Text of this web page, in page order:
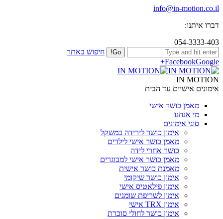
info@in-motion.co.il
דברו איתנו:
054-3333-403
חיפוש באתר
FacebookGoogle+
IN MOTION
אימונים אישיים עד הבית
מאמן כושר אישי
מי אנחנו
סוגי אימונים
אימון כושר לירידה במשקל
מאמן כושר אישי לילדים
כושר אחרי לידה
מאמן כושר אישי למבוגרים
מאמנת כושר אישית
אימון כושר שיקומי
אימון פילאטיס אישי
אימון לשריפת שומנים
אימון TRX אישי
אימון כושר לחולי סוכרת